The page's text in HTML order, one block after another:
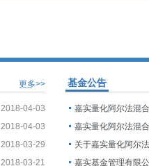
更多>>
2018-04-03
2018-04-03
2018-03-29
2018-03-21
基金公告
关于嘉实量化阿尔